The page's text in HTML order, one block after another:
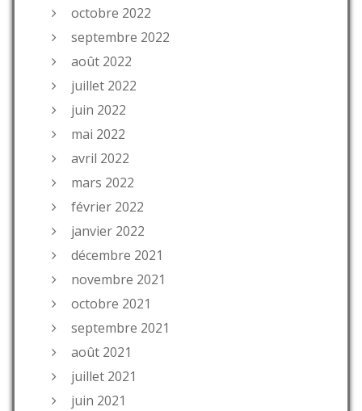
octobre 2022
septembre 2022
août 2022
juillet 2022
juin 2022
mai 2022
avril 2022
mars 2022
février 2022
janvier 2022
décembre 2021
novembre 2021
octobre 2021
septembre 2021
août 2021
juillet 2021
juin 2021